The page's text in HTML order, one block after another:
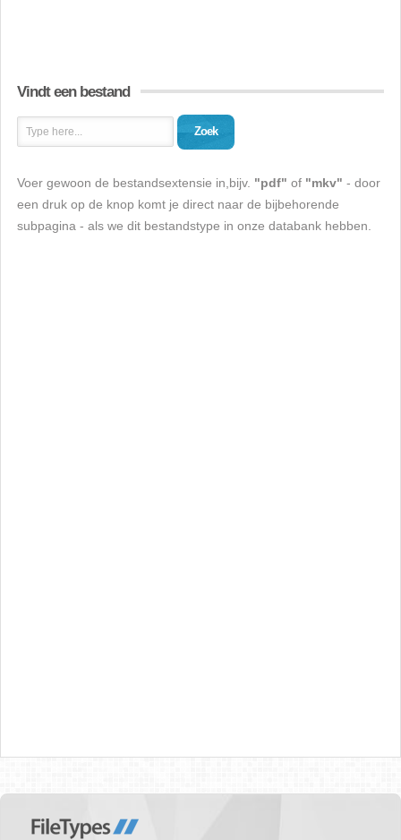
Vindt een bestand
Zoek
Voer gewoon de bestandsextensie in,bijv. "pdf" of "mkv" - door
een druk op de knop komt je direct naar de bijbehorende
subpagina - als we dit bestandstype in onze databank hebben.